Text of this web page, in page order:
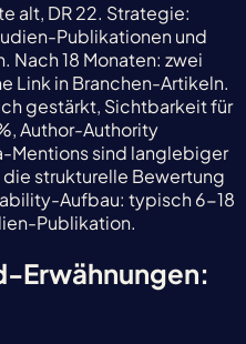
alt, DR 22. Strategie:
Publikationen und
Nach 18 Monaten: zwei
Link in Branchen-Artikeln.
gestärkt, Sichtbarkeit für
Author-Authority
Mentions sind langlebiger
strukturelle Bewertung
Aufbau: typisch 6-18
Publikation.
Erwähnungen: